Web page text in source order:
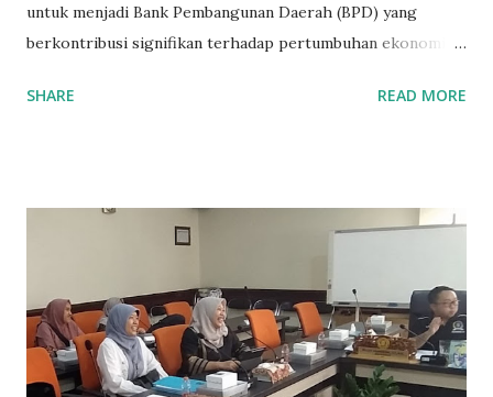
untuk menjadi Bank Pembangunan Daerah (BPD) yang
berkontribusi signifikan terhadap pertumbuhan ekonomi
keunggulan kompetitif. Sesuai dengan visinya untuk
ekosistem digital, dan peningkatan skala bisnis. Direktur
peningkatan kualitas aset dan liabilitas, Bank Jatim
menekankan pada pertumbuhan bisnis yang berfokus pada
kualitas aset yang baik dan pertumbuhan dana yang
berkelanjutan. Kemudian, penyaluran kredit disalurkan
SHARE READ MORE